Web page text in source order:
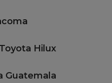
Hilux
Guatemala